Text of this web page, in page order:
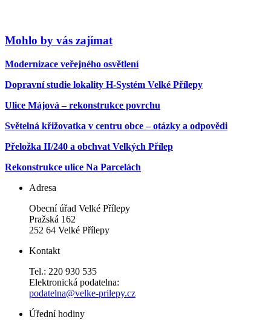
Mohlo by vás zajímat
Modernizace veřejného osvětlení
Dopravní studie lokality H-Systém Velké Přílepy
Ulice Májová – rekonstrukce povrchu
Světelná křižovatka v centru obce – otázky a odpovědi
Přeložka II/240 a obchvat Velkých Přílep
Rekonstrukce ulice Na Parcelách
Adresa
Obecní úřad Velké Přílepy
Pražská 162
252 64 Velké Přílepy
Kontakt
Tel.: 220 930 535
Elektronická podatelna:
podatelna@velke-prilepy.cz
Úřední hodiny